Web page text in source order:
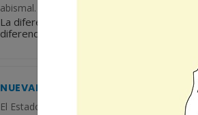
abismal. Algunos la definen como una
La diferencia entre reír y sonreír es una
diferencia abismal. Algunos la definen
NUEVAMENTE EN LA MESA, REFORMA
El Estado de Guatemala viene sufriendo